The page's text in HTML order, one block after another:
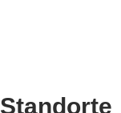
Standorte